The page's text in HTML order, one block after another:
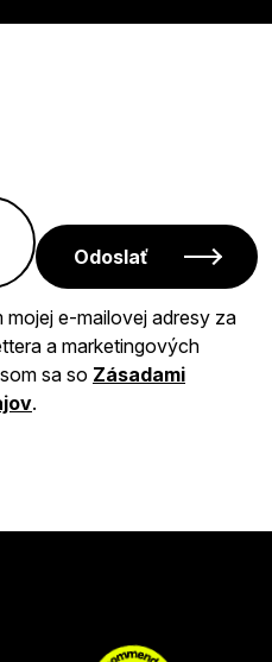
Odoslať
mojej e-mailovej adresy za
a marketingových
sa so Zásadami
.